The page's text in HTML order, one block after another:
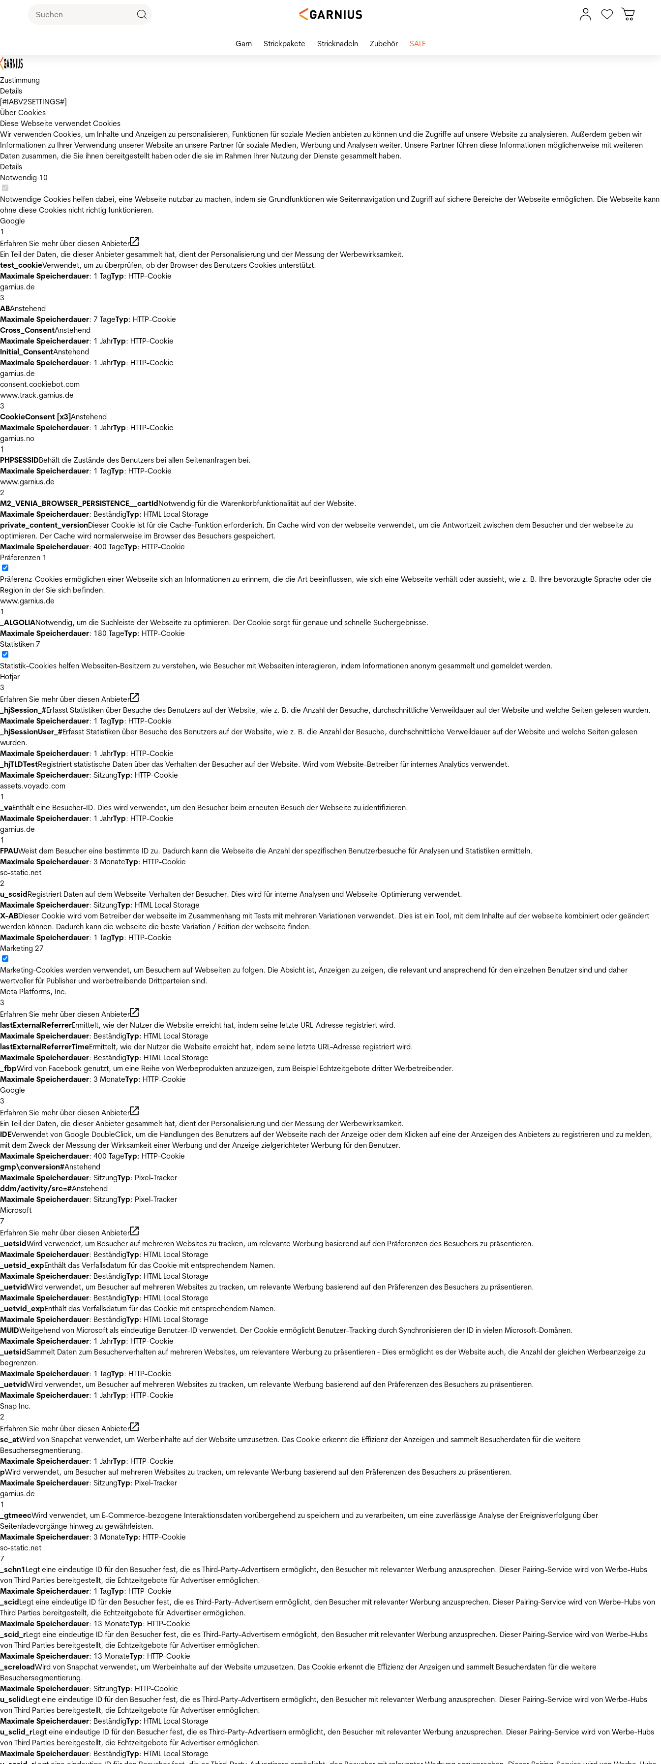
Zustimmung
Details
[#IABV2SETTINGS#]
Über Cookies
Diese Webseite verwendet Cookies
Wir verwenden Cookies, um Inhalte und Anzeigen zu personalisieren, Funktionen für soziale Medien anbieten zu können und die Zugriffe auf unsere Website zu analysieren. Außerdem geben wir
Informationen zu Ihrer Verwendung unserer Website an unsere Partner für soziale Medien, Werbung und Analysen weiter. Unsere Partner führen diese Informationen möglicherweise mit weiteren
Daten zusammen, die Sie ihnen bereitgestellt haben oder die sie im Rahmen Ihrer Nutzung der Dienste gesammelt haben.
Details
Notwendig 10
Notwendige Cookies helfen dabei, eine Webseite nutzbar zu machen, indem sie Grundfunktionen wie Seitennavigation und Zugriff auf sichere Bereiche der Webseite ermöglichen. Die Webseite kann
ohne diese Cookies nicht richtig funktionieren.
Google
1
Erfahren Sie mehr über diesen Anbieter
Ein Teil der Daten, die dieser Anbieter gesammelt hat, dient der Personalisierung und der Messung der Werbewirksamkeit.
test_cookieVerwendet, um zu überprüfen, ob der Browser des Benutzers Cookies unterstützt.
Maximale Speicherdauer: 1 TagTyp: HTTP-Cookie
garnius.de
3
ABAnstehend
Maximale Speicherdauer: 7 TageTyp: HTTP-Cookie
Cross_ConsentAnstehend
Maximale Speicherdauer: 1 JahrTyp: HTTP-Cookie
Initial_ConsentAnstehend
Maximale Speicherdauer: 1 JahrTyp: HTTP-Cookie
garnius.de
consent.cookiebot.com
www.track.garnius.de
3
CookieConsent [x3]Anstehend
Maximale Speicherdauer: 1 JahrTyp: HTTP-Cookie
garnius.no
1
PHPSESSIDBehält die Zustände des Benutzers bei allen Seitenanfragen bei.
Maximale Speicherdauer: 1 TagTyp: HTTP-Cookie
www.garnius.de
2
M2_VENIA_BROWSER_PERSISTENCE__cartIdNotwendig für die Warenkorbfunktionalität auf der Website.
Maximale Speicherdauer: BeständigTyp: HTML Local Storage
private_content_versionDieser Cookie ist für die Cache-Funktion erforderlich. Ein Cache wird von der webseite verwendet, um die Antwortzeit zwischen dem Besucher und der webseite zu
optimieren. Der Cache wird normalerweise im Browser des Besuchers gespeichert.
Maximale Speicherdauer: 400 TageTyp: HTTP-Cookie
Präferenzen 1
Präferenz-Cookies ermöglichen einer Webseite sich an Informationen zu erinnern, die die Art beeinflussen, wie sich eine Webseite verhält oder aussieht, wie z. B. Ihre bevorzugte Sprache oder die
Region in der Sie sich befinden.
www.garnius.de
1
_ALGOLIANotwendig, um die Suchleiste der Webseite zu optimieren. Der Cookie sorgt für genaue und schnelle Suchergebnisse.
Maximale Speicherdauer: 180 TageTyp: HTTP-Cookie
Statistiken 7
Statistik-Cookies helfen Webseiten-Besitzern zu verstehen, wie Besucher mit Webseiten interagieren, indem Informationen anonym gesammelt und gemeldet werden.
Hotjar
3
Erfahren Sie mehr über diesen Anbieter
_hjSession_#Erfasst Statistiken über Besuche des Benutzers auf der Website, wie z. B. die Anzahl der Besuche, durchschnittliche Verweildauer auf der Website und welche Seiten gelesen wurden.
Maximale Speicherdauer: 1 TagTyp: HTTP-Cookie
_hjSessionUser_#Erfasst Statistiken über Besuche des Benutzers auf der Website, wie z. B. die Anzahl der Besuche, durchschnittliche Verweildauer auf der Website und welche Seiten gelesen
wurden.
Maximale Speicherdauer: 1 JahrTyp: HTTP-Cookie
_hjTLDTestRegistriert statistische Daten über das Verhalten der Besucher auf der Website. Wird vom Website-Betreiber für internes Analytics verwendet.
Maximale Speicherdauer: SitzungTyp: HTTP-Cookie
assets.voyado.com
1
_vaEnthält eine Besucher-ID. Dies wird verwendet, um den Besucher beim erneuten Besuch der Webseite zu identifizieren.
Maximale Speicherdauer: 1 JahrTyp: HTTP-Cookie
garnius.de
1
FPAUWeist dem Besucher eine bestimmte ID zu. Dadurch kann die Webseite die Anzahl der spezifischen Benutzerbesuche für Analysen und Statistiken ermitteln.
Maximale Speicherdauer: 3 MonateTyp: HTTP-Cookie
sc-static.net
2
u_scsidRegistriert Daten auf dem Webseite-Verhalten der Besucher. Dies wird für interne Analysen und Webseite-Optimierung verwendet.
Maximale Speicherdauer: SitzungTyp: HTML Local Storage
X-ABDieser Cookie wird vom Betreiber der webseite im Zusammenhang mit Tests mit mehreren Variationen verwendet. Dies ist ein Tool, mit dem Inhalte auf der webseite kombiniert oder geändert
werden können. Dadurch kann die webseite die beste Variation / Edition der webseite finden.
Maximale Speicherdauer: 1 TagTyp: HTTP-Cookie
Marketing 27
Marketing-Cookies werden verwendet, um Besuchern auf Webseiten zu folgen. Die Absicht ist, Anzeigen zu zeigen, die relevant und ansprechend für den einzelnen Benutzer sind und daher
wertvoller für Publisher und werbetreibende Drittparteien sind.
Meta Platforms, Inc.
3
Erfahren Sie mehr über diesen Anbieter
lastExternalReferrerErmittelt, wie der Nutzer die Website erreicht hat, indem seine letzte URL-Adresse registriert wird.
Maximale Speicherdauer: BeständigTyp: HTML Local Storage
lastExternalReferrerTimeErmittelt, wie der Nutzer die Website erreicht hat, indem seine letzte URL-Adresse registriert wird.
Maximale Speicherdauer: BeständigTyp: HTML Local Storage
_fbpWird von Facebook genutzt, um eine Reihe von Werbeprodukten anzuzeigen, zum Beispiel Echtzeitgebote dritter Werbetreibender.
Maximale Speicherdauer: 3 MonateTyp: HTTP-Cookie
Google
3
Erfahren Sie mehr über diesen Anbieter
Ein Teil der Daten, die dieser Anbieter gesammelt hat, dient der Personalisierung und der Messung der Werbewirksamkeit.
IDEVerwendet von Google DoubleClick, um die Handlungen des Benutzers auf der Webseite nach der Anzeige oder dem Klicken auf eine der Anzeigen des Anbieters zu registrieren und zu melden,
mit dem Zweck der Messung der Wirksamkeit einer Werbung und der Anzeige zielgerichteter Werbung für den Benutzer.
Maximale Speicherdauer: 400 TageTyp: HTTP-Cookie
gmp\conversion#Anstehend
Maximale Speicherdauer: SitzungTyp: Pixel-Tracker
ddm/activity/src=#Anstehend
Maximale Speicherdauer: SitzungTyp: Pixel-Tracker
Microsoft
7
Erfahren Sie mehr über diesen Anbieter
_uetsidWird verwendet, um Besucher auf mehreren Websites zu tracken, um relevante Werbung basierend auf den Präferenzen des Besuchers zu präsentieren.
Maximale Speicherdauer: BeständigTyp: HTML Local Storage
_uetsid_expEnthält das Verfallsdatum für das Cookie mit entsprechendem Namen.
Maximale Speicherdauer: BeständigTyp: HTML Local Storage
_uetvidWird verwendet, um Besucher auf mehreren Websites zu tracken, um relevante Werbung basierend auf den Präferenzen des Besuchers zu präsentieren.
Maximale Speicherdauer: BeständigTyp: HTML Local Storage
_uetvid_expEnthält das Verfallsdatum für das Cookie mit entsprechendem Namen.
Maximale Speicherdauer: BeständigTyp: HTML Local Storage
MUIDWeitgehend von Microsoft als eindeutige Benutzer-ID verwendet. Der Cookie ermöglicht Benutzer-Tracking durch Synchronisieren der ID in vielen Microsoft-Domänen.
Maximale Speicherdauer: 1 JahrTyp: HTTP-Cookie
_uetsidSammelt Daten zum Besucherverhalten auf mehreren Websites, um relevantere Werbung zu präsentieren - Dies ermöglicht es der Website auch, die Anzahl der gleichen Werbeanzeige zu
begrenzen.
Maximale Speicherdauer: 1 TagTyp: HTTP-Cookie
_uetvidWird verwendet, um Besucher auf mehreren Websites zu tracken, um relevante Werbung basierend auf den Präferenzen des Besuchers zu präsentieren.
Maximale Speicherdauer: 1 JahrTyp: HTTP-Cookie
Snap Inc.
2
Erfahren Sie mehr über diesen Anbieter
sc_atWird von Snapchat verwendet, um Werbeinhalte auf der Website umzusetzen. Das Cookie erkennt die Effizienz der Anzeigen und sammelt Besucherdaten für die weitere
Besuchersegmentierung.
Maximale Speicherdauer: 1 JahrTyp: HTTP-Cookie
pWird verwendet, um Besucher auf mehreren Websites zu tracken, um relevante Werbung basierend auf den Präferenzen des Besuchers zu präsentieren.
Maximale Speicherdauer: SitzungTyp: Pixel-Tracker
garnius.de
1
_gtmeecWird verwendet, um E-Commerce-bezogene Interaktionsdaten vorübergehend zu speichern und zu verarbeiten, um eine zuverlässige Analyse der Ereignisverfolgung über
Seitenladevorgänge hinweg zu gewährleisten.
Maximale Speicherdauer: 3 MonateTyp: HTTP-Cookie
sc-static.net
7
_schn1Legt eine eindeutige ID für den Besucher fest, die es Third-Party-Advertisern ermöglicht, den Besucher mit relevanter Werbung anzusprechen. Dieser Pairing-Service wird von Werbe-Hubs
von Third Parties bereitgestellt, die Echtzeitgebote für Advertiser ermöglichen.
Maximale Speicherdauer: 1 TagTyp: HTTP-Cookie
_scidLegt eine eindeutige ID für den Besucher fest, die es Third-Party-Advertisern ermöglicht, den Besucher mit relevanter Werbung anzusprechen. Dieser Pairing-Service wird von Werbe-Hubs von
Third Parties bereitgestellt, die Echtzeitgebote für Advertiser ermöglichen.
Maximale Speicherdauer: 13 MonateTyp: HTTP-Cookie
_scid_rLegt eine eindeutige ID für den Besucher fest, die es Third-Party-Advertisern ermöglicht, den Besucher mit relevanter Werbung anzusprechen. Dieser Pairing-Service wird von Werbe-Hubs
von Third Parties bereitgestellt, die Echtzeitgebote für Advertiser ermöglichen.
Maximale Speicherdauer: 13 MonateTyp: HTTP-Cookie
_screloadWird von Snapchat verwendet, um Werbeinhalte auf der Website umzusetzen. Das Cookie erkennt die Effizienz der Anzeigen und sammelt Besucherdaten für die weitere
Besuchersegmentierung.
Maximale Speicherdauer: SitzungTyp: HTTP-Cookie
u_sclidLegt eine eindeutige ID für den Besucher fest, die es Third-Party-Advertisern ermöglicht, den Besucher mit relevanter Werbung anzusprechen. Dieser Pairing-Service wird von Werbe-Hubs
von Third Parties bereitgestellt, die Echtzeitgebote für Advertiser ermöglichen.
Maximale Speicherdauer: BeständigTyp: HTML Local Storage
u_sclid_rLegt eine eindeutige ID für den Besucher fest, die es Third-Party-Advertisern ermöglicht, den Besucher mit relevanter Werbung anzusprechen. Dieser Pairing-Service wird von Werbe-Hubs
von Third Parties bereitgestellt, die Echtzeitgebote für Advertiser ermöglichen.
Maximale Speicherdauer: BeständigTyp: HTML Local Storage
Garn Strickpakete Stricknadeln Zubehör SALE